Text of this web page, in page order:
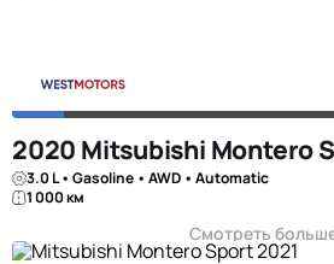
2020 Mitsubishi Montero
3.0 L • Gasoline • AWD • Automatic
1 000 км
Смотреть